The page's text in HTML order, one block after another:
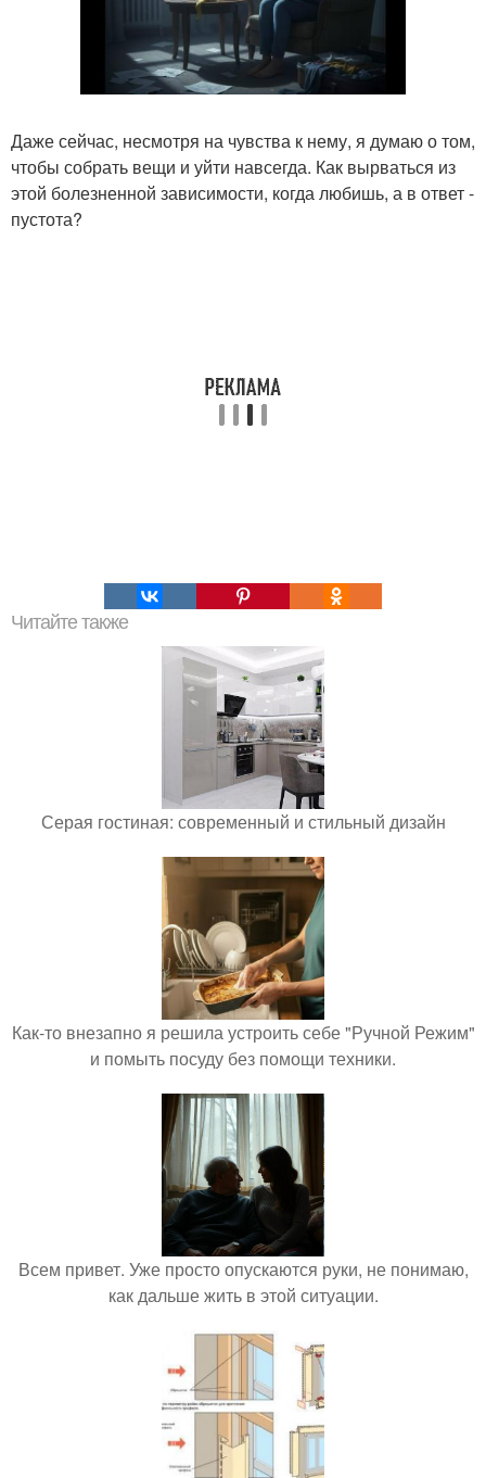
Даже сейчас, несмотря на чувства к нему, я думаю о том,
чтобы собрать вещи и уйти навсегда. Как вырваться из
этой болезненной зависимости, когда любишь, а в ответ -
пустота?
Читайте также
Серая гостиная: современный и стильный дизайн
Как-то внезапно я решила устроить себе "Ручной Режим"
и помыть посуду без помощи техники.
Всем привет. Уже просто опускаются руки, не понимаю,
как дальше жить в этой ситуации.